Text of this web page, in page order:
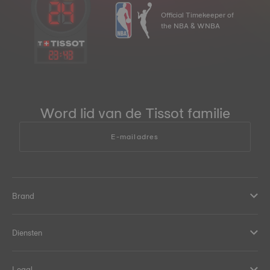
23:43
Official Timekeeper of
the NBA & WNBA
Word lid van de Tissot familie
E-mailadres
Brand
Diensten